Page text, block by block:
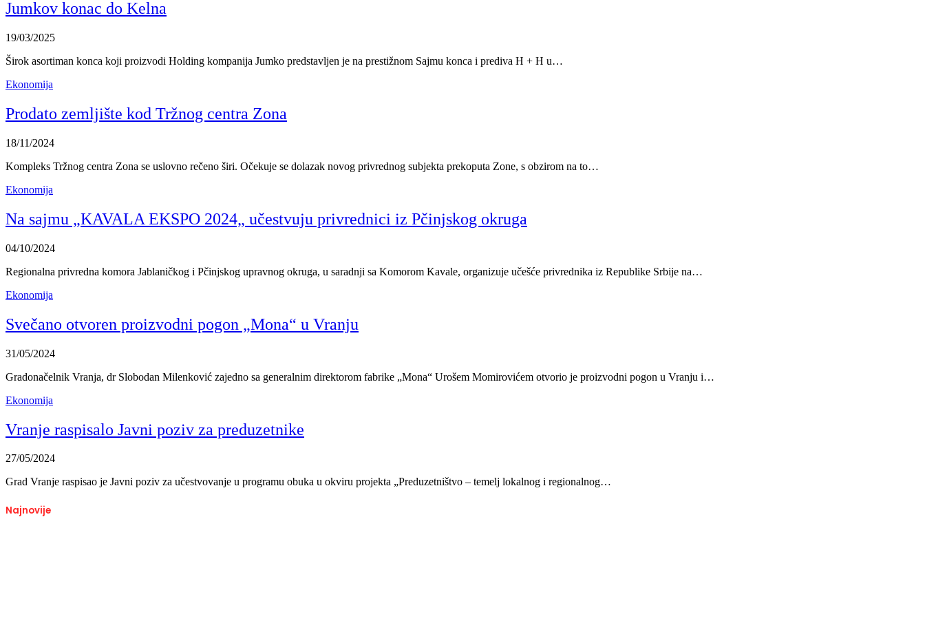
Jumkov konac do Kelna
19/03/2025
Širok asortiman konca koji proizvodi Holding kompanija Jumko predstavljen je na prestižnom Sajmu konca i prediva H + H u…
Ekonomija
Prodato zemljište kod Tržnog centra Zona
18/11/2024
Kompleks Tržnog centra Zona se uslovno rečeno širi. Očekuje se dolazak novog privrednog subjekta prekoputa Zone, s obzirom na to…
Ekonomija
Na sajmu „KAVALA EKSPO 2024„ učestvuju privrednici iz Pčinjskog okruga
04/10/2024
Regionalna privredna komora Jablaničkog i Pčinjskog upravnog okruga, u saradnji sa Komorom Kavale, organizuje učešće privrednika iz Republike Srbije na…
Ekonomija
Svečano otvoren proizvodni pogon „Mona“ u Vranju
31/05/2024
Gradonačelnik Vranja, dr Slobodan Milenković zajedno sa generalnim direktorom fabrike „Mona“ Urošem Momirovićem otvorio je proizvodni pogon u Vranju i…
Ekonomija
Vranje raspisalo Javni poziv za preduzetnike
27/05/2024
Grad Vranje raspisao je Javni poziv za učestvovanje u programu obuka u okviru projekta „Preduzetništvo – temelj lokalnog i regionalnog…
Najnovije